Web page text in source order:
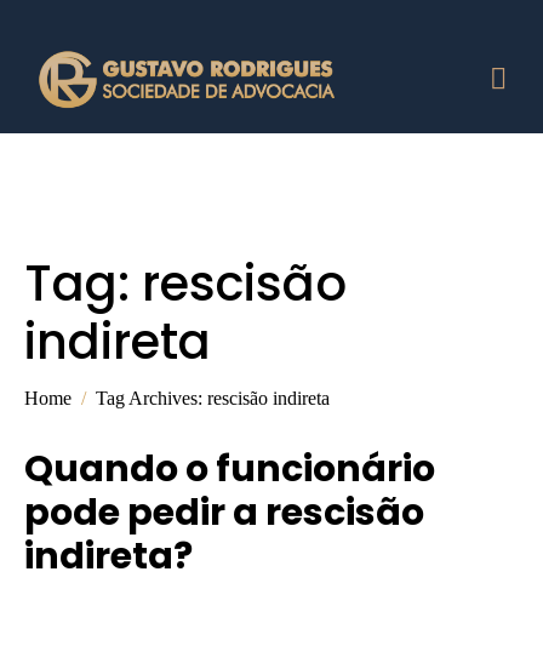
Tag: rescisão
indireta
Home Tag Archives: rescisão indireta
Quando o funcionário
pode pedir a rescisão
indireta?